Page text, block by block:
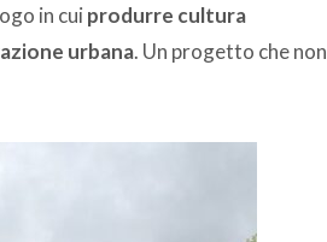
in cui produrre cultura
urbana. Un progetto che non